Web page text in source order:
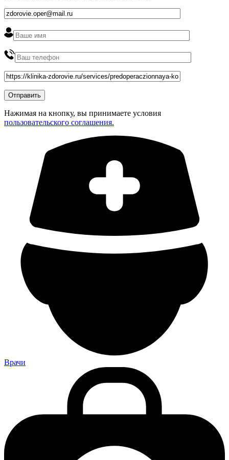
Нажимая на кнопку, вы принимаете условия
пользовательского соглашения.
Врачи